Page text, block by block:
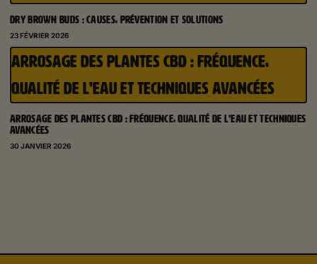
DRY BROWN BUDS : CAUSES, PRÉVENTION ET SOLUTIONS
23 FÉVRIER 2026
ARROSAGE DES PLANTES CBD : FRÉQUENCE,
QUALITÉ DE L’EAU ET TECHNIQUES AVANCÉES
ARROSAGE DES PLANTES CBD : FRÉQUENCE, QUALITÉ DE L’EAU ET TECHNIQUES
AVANCÉES
30 JANVIER 2026